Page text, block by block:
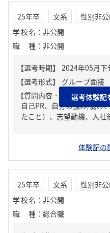
25年卒 文系
性別非
学校名 ： 非公開
職種 ： 非公開
【質問内容・課題】
自己PR、自分の強み/弱み
たこと）、志望動機、入
選考体験記
体験記の
25年卒 文系
性別非
学校名 ： 非公開
職種 ： 総合職